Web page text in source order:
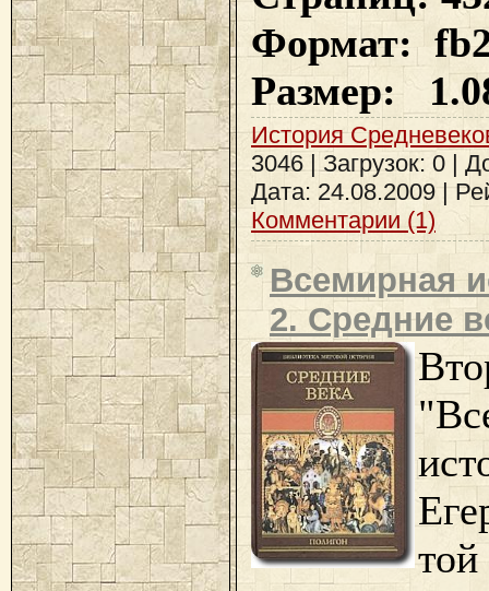
Формат:
Размер:
История
3046 | Загрузок: 0 |
Дата: 24.08.2009 |
Комментарии (1)
Всемирная
2. Средние